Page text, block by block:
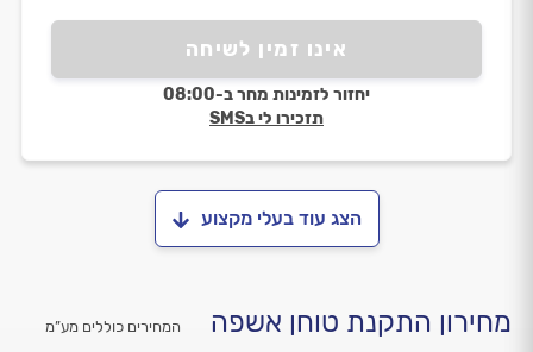
אינו זמין לשיחה
יחזור לזמינות מחר ב-08:00
תזכירו לי בSMS
הצג עוד בעלי מקצוע
מחירון התקנת טוחן אשפה המחירים כוללים מע”מ